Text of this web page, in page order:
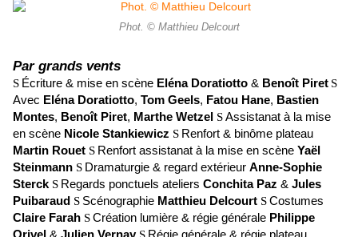
Phot. © Matthieu Delcourt
Par grands vents
S Écriture & mise en scène Eléna Doratiotto & Benoit Piret S
Avec Eléna Doratiotto, Tom Geels, Fatou Hane, Bastien
Montes, Benoit Piret, Marthe Wetzel SAssistanat à la mise
en scène Nicole Stankiewicz S Renfort & binôme plateau
Martin Rouet S Renfort assistanat à la mise en scène Yaël
Steinmann S Dramaturgie & regard extérieur Anne-Sophie
Sterck S Regards ponctuels ateliers Conchita Paz & Jules
Puibaraud S Scénographie Matthieu Delcourt SCostumes
Claire Farah SCréation lumière & régie générale Philippe